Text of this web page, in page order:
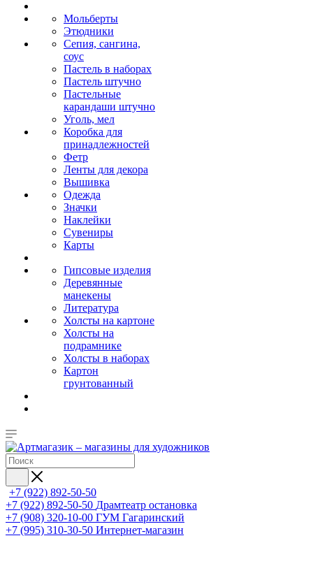
Мольберты
Этюдники
Сепия, сангина,
соус
Пастель в наборах
Пастель штучно
Пастельные
карандаши штучно
Уголь, мел
Коробка для
принадлежностей
Фетр
Ленты для декора
Вышивка
Одежда
Значки
Наклейки
Сувениры
Карты
Гипсовые изделия
Деревянные
манекены
Литература
Холсты на картоне
Холсты на
подрамнике
Холсты в наборах
Картон
грунтованный
+7 (922) 892-50-50
+7 (922) 892-50-50 Драмтеатр остановка
+7 (908) 320-10-00 ГУМ Гагаринский
+7 (995) 310-30-50 Интернет-магазин